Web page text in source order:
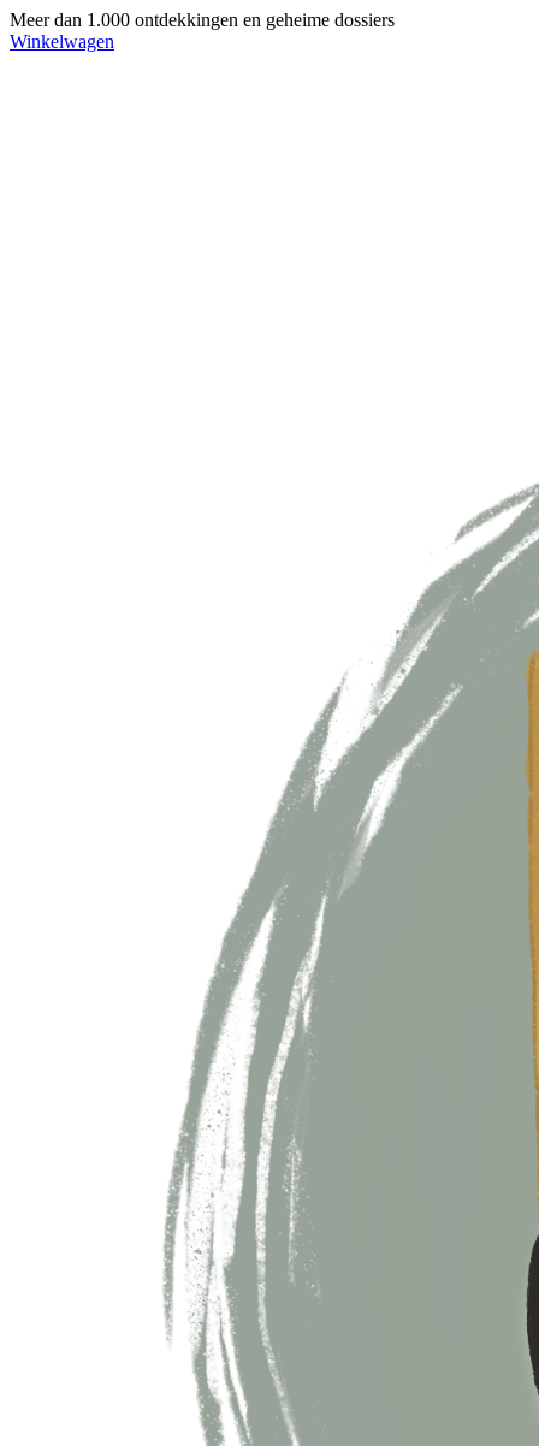
Meer dan 1.000 ontdekkingen en geheime dossiers
Winkelwagen